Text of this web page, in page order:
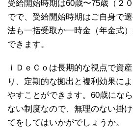
受給開始時期は60歳〜75歳（２
でで、受給開始時期はご自身で
法も一括受取か一時金（年金式
できます。
ｉＤｅＣｏは長期的な視点で資
り、定期的な拠出と複利効果に
やすことができます。60歳にな
ない制度なので、無理のない掛
てをしてはいかがでしょうか。